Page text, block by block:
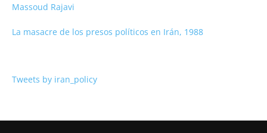
Massoud Rajavi
La masacre de los presos políticos en Irán, 1988
Tweets by iran_policy